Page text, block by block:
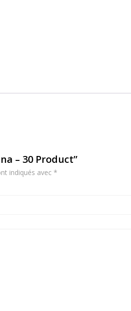
– 30 Product”
indiqués avec *